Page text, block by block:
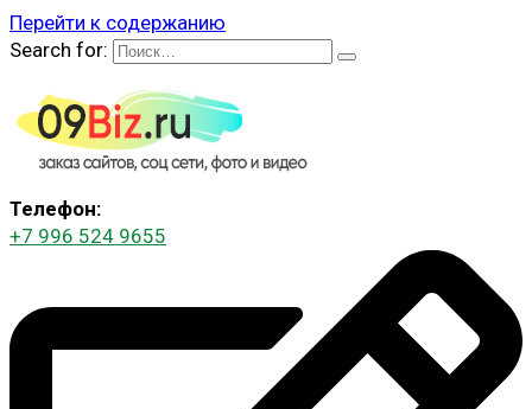
Перейти к содержанию
Search for:
Телефон:
+7 996 524 9655